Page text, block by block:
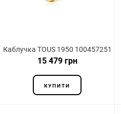
Каблучка TOUS 1950 100457251
15 479 грн
КУПИТИ